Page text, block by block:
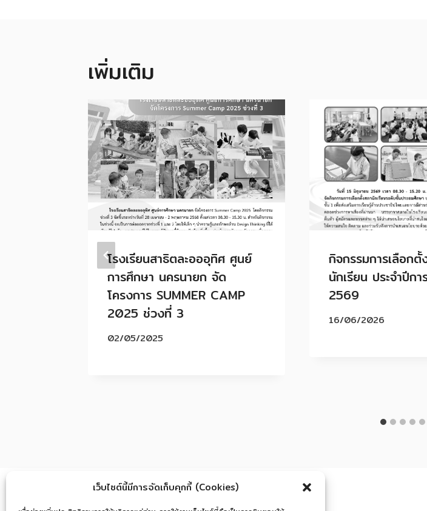
เว็บไซต์นี้มีการจัดเก็บคุกกี้ (Cookies)
เพิ่มเติม
โรงเรียนสาธิตละอออุทิศ ศูนย์
การศึกษา นครนายก จัด
โครงการ SUMMER CAMP
2025 ช่วงที่ 3
02/05/2025
กิจกรรมการเลือกตั้
นักเรียน ประจำปีก
2569
16/06/2026